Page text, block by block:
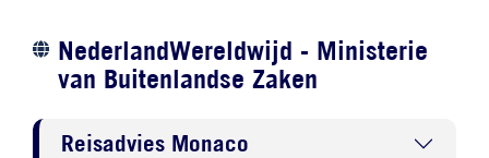
NederlandWereldwijd - Ministerie
van Buitenlandse Zaken
Reisadvies Monaco